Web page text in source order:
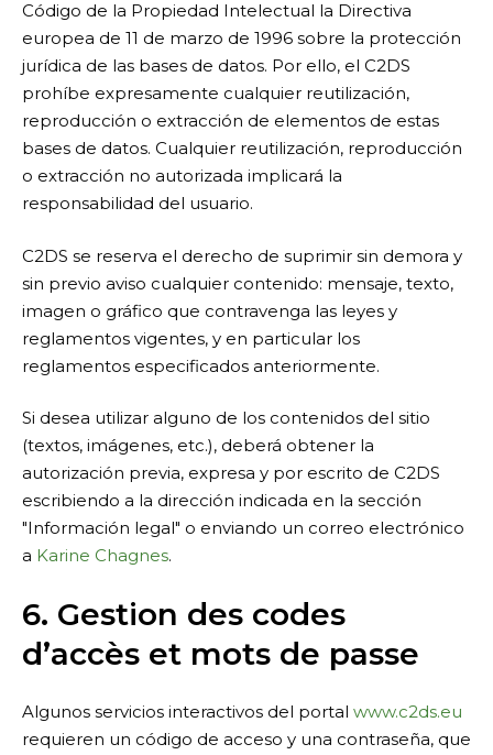
Código de la Propiedad Intelectual la Directiva
europea de 11 de marzo de 1996 sobre la protección
jurídica de las bases de datos. Por ello, el C2DS
prohíbe expresamente cualquier reutilización,
reproducción o extracción de elementos de estas
bases de datos. Cualquier reutilización, reproducción
o extracción no autorizada implicará la
responsabilidad del usuario.
C2DS se reserva el derecho de suprimir sin demora y
sin previo aviso cualquier contenido: mensaje, texto,
imagen o gráfico que contravenga las leyes y
reglamentos vigentes, y en particular los
reglamentos especificados anteriormente.
Si desea utilizar alguno de los contenidos del sitio
(textos, imágenes, etc.), deberá obtener la
autorización previa, expresa y por escrito de C2DS
escribiendo a la dirección indicada en la sección
"Información legal" o enviando un correo electrónico
a Karine Chagnes.
6. Gestion des codes
d’accès et mots de passe
Algunos servicios interactivos del portal www.c2ds.eu
requieren un código de acceso y una contraseña, que